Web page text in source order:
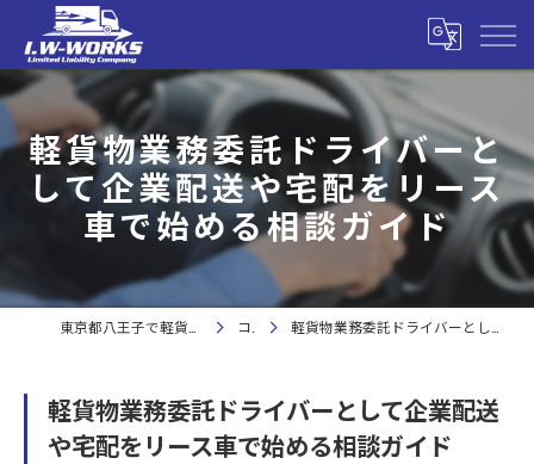
軽貨物業務委託ドライバーと
して企業配送や宅配をリース
車で始める相談ガイド
コラム 軽貨物業務委託ドライバーとして企業配送や宅配をリース車で始める相談ガイド
軽貨物業務委託ドライバーとして企業配送
や宅配をリース車で始める相談ガイド